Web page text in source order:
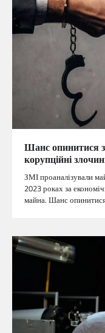
Шанс опинитися
корупційні
ЗМІ проаналізували
2023 роках за
майна. Шанс